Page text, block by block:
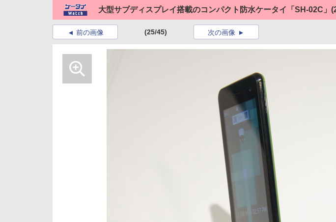
大型サブディスプレイ搭載のコンパクト防水ケータイ「SH-02C」
前の画像 (25/45) 次の画像